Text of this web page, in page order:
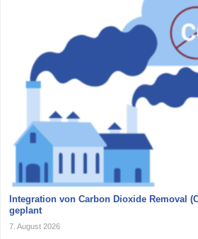
Integration von Carbon Dioxide Removal
geplant
7. August 2026